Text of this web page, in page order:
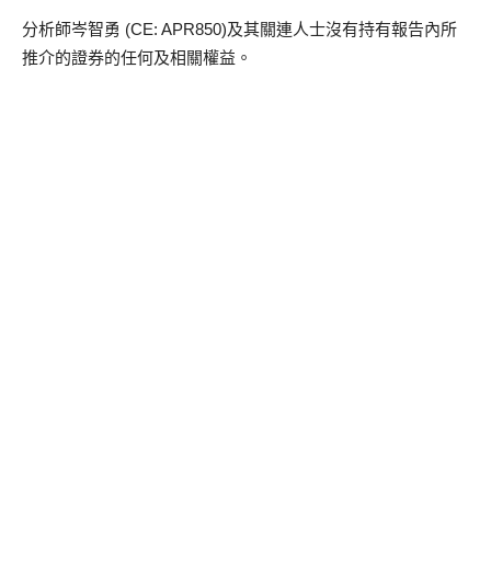
分析師岑智勇 (CE: APR850)及其關連人士沒有持有報告內所
推介的證券的任何及相關權益。